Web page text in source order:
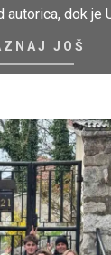
autorica, dok je
JOŠ